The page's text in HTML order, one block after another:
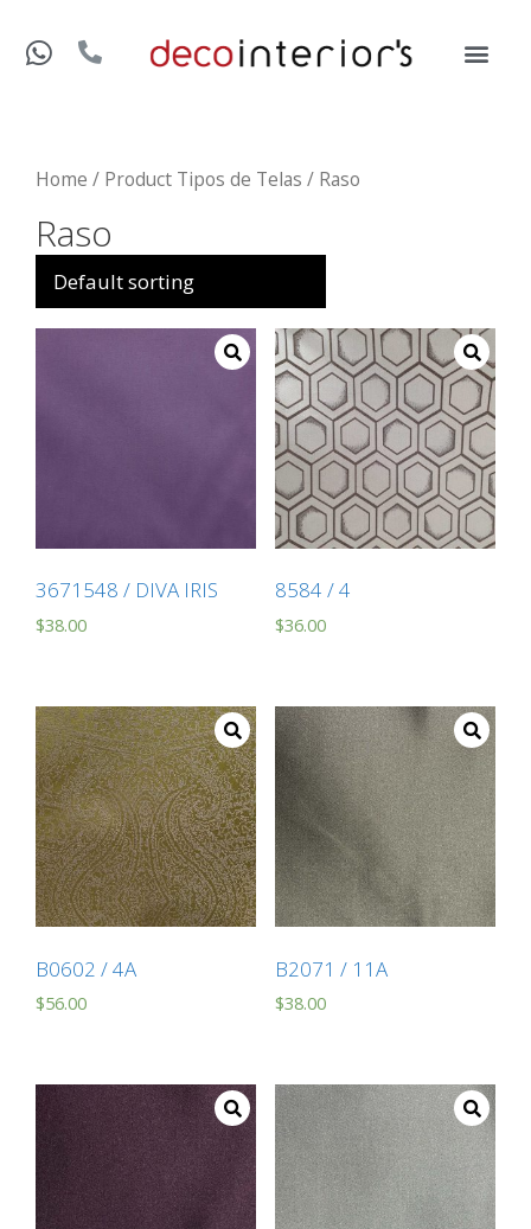
Home / Product Tipos de Telas / Raso
Raso
3671548 / DIVA IRIS
$38.00
8584 / 4
$36.00
B0602 / 4A
$56.00
B2071 / 11A
$38.00